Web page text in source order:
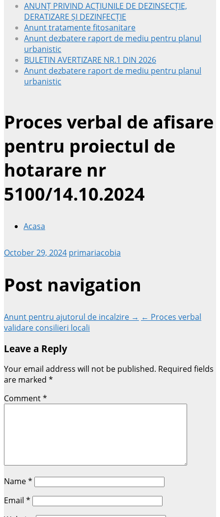
ANUNȚ PRIVIND ACȚIUNILE DE DEZINSECȚIE,
DERATIZARE ȘI DEZINFECȚIE
Anunt tratamente fitosanitare
Anunt dezbatere raport de mediu pentru planul
urbanistic
BULETIN AVERTIZARE NR.1 DIN 2026
Anunt dezbatere raport de mediu pentru planul
urbanistic
Proces verbal de afisare
pentru proiectul de
hotarare nr
5100/14.10.2024
Acasa
October 29, 2024 primariacobia
Post navigation
Anunt pentru ajutorul de incalzire → ← Proces verbal
validare consilieri locali
Leave a Reply
Your email address will not be published. Required fields
are marked *
Comment*
Name*
Email *